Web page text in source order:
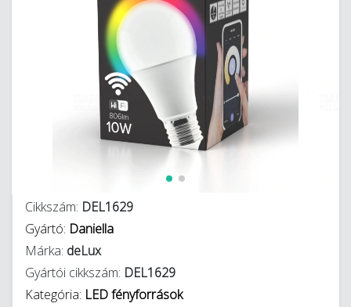
Cikkszám: DEL1629
Gyártó: Daniella
Márka: deLux
Gyártói cikkszám: DEL1629
Kategória: LED fényforrások